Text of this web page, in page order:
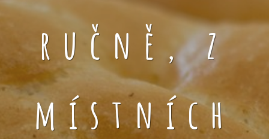
ručně, z
místních